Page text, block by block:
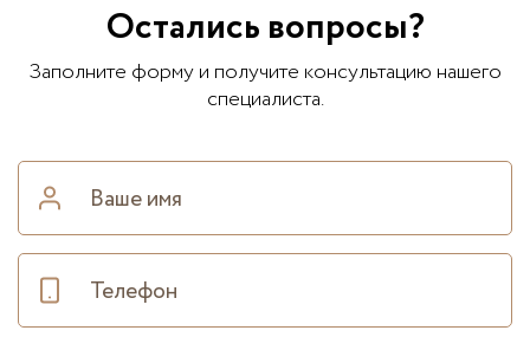
Остались вопросы?
Заполните форму и получите консультацию нашего
специалиста.